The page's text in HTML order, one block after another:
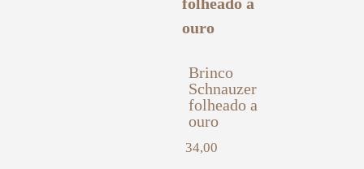
Brinco
Schnauzer
folheado a
ouro
34,00